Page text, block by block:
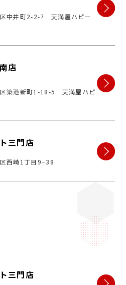
中井町2-2-7 天満屋ハピー
店
築港新町1-18-5 天満屋ハピ
三門店
西崎1丁目9−38
三門店